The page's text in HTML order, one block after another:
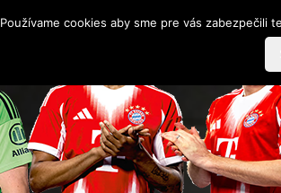
Používame cookies aby sme pre vás zabezpečili